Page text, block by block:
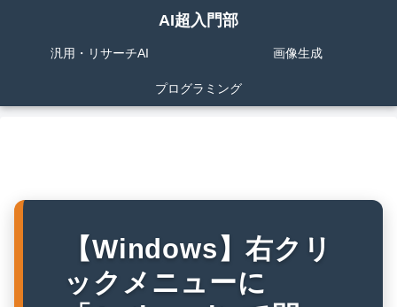
AI超入門部
汎用・リサーチAI 画像生成
プログラミング
【Windows】右クリ
ックメニューに